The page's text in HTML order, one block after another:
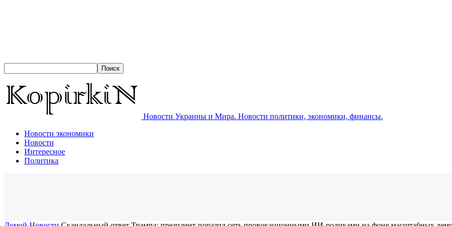
Новости Украины и Мира. Новости политики, экономики, финансы.
Новости экономики
Новости
Интересное
Политика